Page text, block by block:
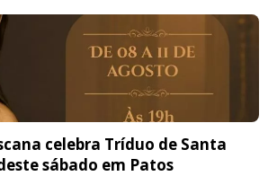
celebra Tríduo de Santa
sábado em Patos